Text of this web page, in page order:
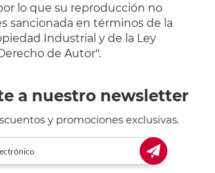
por lo que su reproducción no
sancionada en términos de la
Industrial y de la Ley
de Autor".
a nuestro newsletter
y promociones exclusivas.